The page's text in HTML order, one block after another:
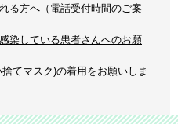
る方へ（電話受付時間のご案
染している患者さんへのお願
てマスク)の着用をお願いしま